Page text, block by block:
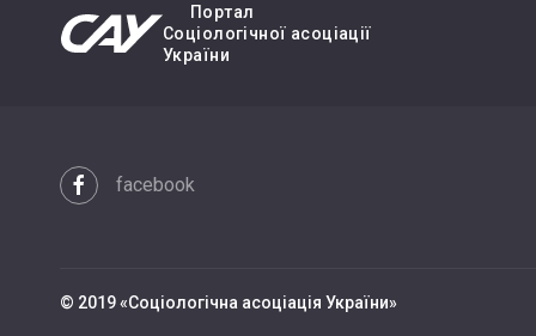
Портал
Cоціологічної асоціації
України
facebook
© 2019 «Cоціологічна асоціація України»